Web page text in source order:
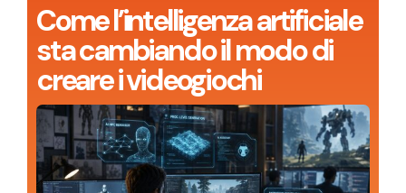
Come l’intelligenza artificiale
sta cambiando il modo di
creare i videogiochi